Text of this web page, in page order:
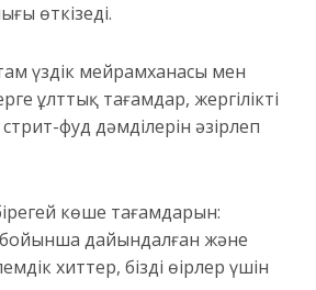
өткізеді.
үздік мейрамханасы мен
ұлттық тағамдар, жергілікті
фуд дәмділерін әзірлеп
көше тағамдарын:
дайындалған және
хиттер, біздің өңірлер үшін